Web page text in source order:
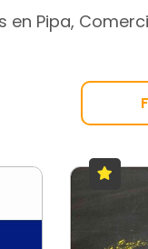
en Pipa,